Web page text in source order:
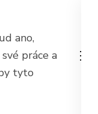
ano,
práce a
tyto